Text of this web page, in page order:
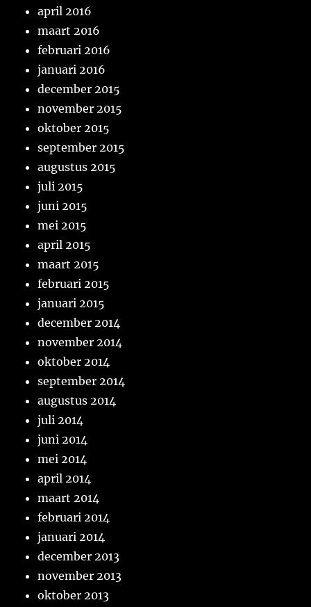
april 2016
maart 2016
februari 2016
januari 2016
december 2015
november 2015
oktober 2015
september 2015
augustus 2015
juli 2015
juni 2015
mei 2015
april 2015
maart 2015
februari 2015
januari 2015
december 2014
november 2014
oktober 2014
september 2014
augustus 2014
juli 2014
juni 2014
mei 2014
april 2014
maart 2014
februari 2014
januari 2014
december 2013
november 2013
oktober 2013